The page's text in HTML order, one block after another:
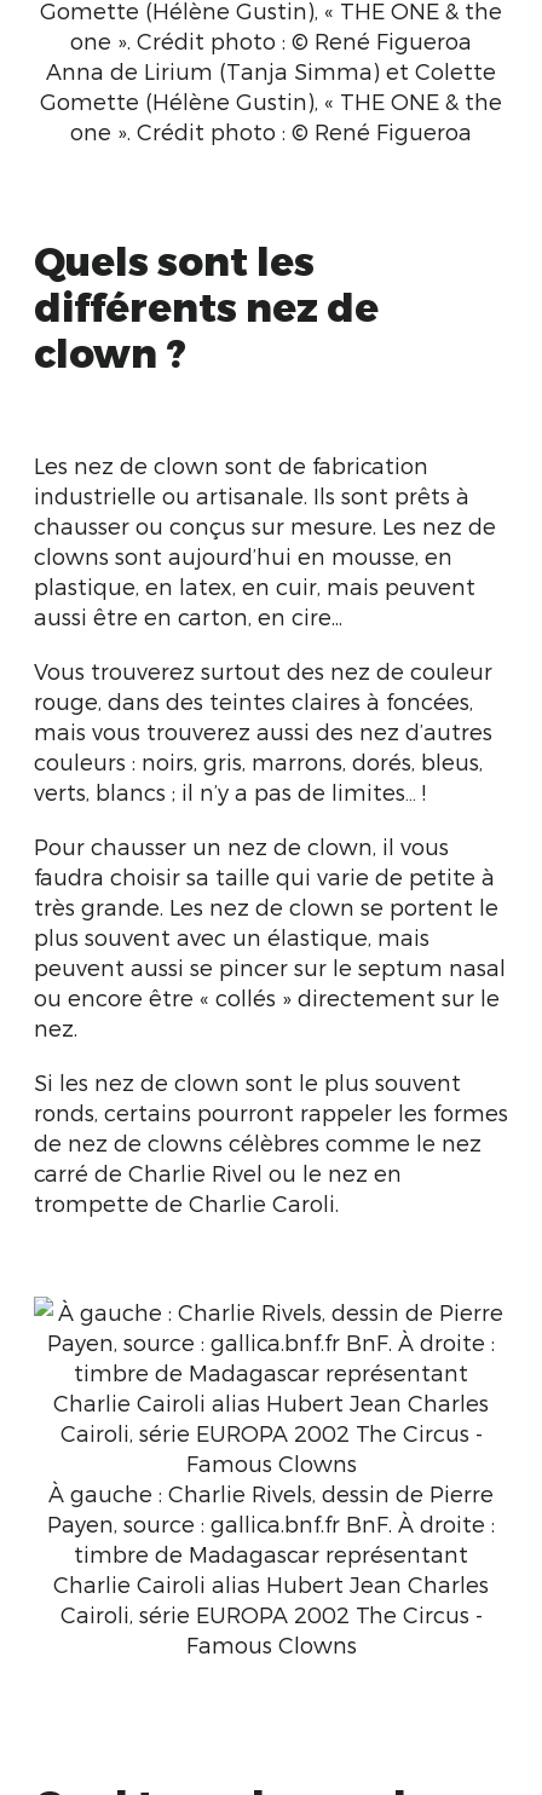
Anna de Lirium (Tanja Simma) et Colette
Gomette (Hélène Gustin), « THE ONE & the
one ». Crédit photo : © René Figueroa
Quels sont les
différents nez de
clown ?
Les nez de clown sont de fabrication
industrielle ou artisanale. Ils sont prêts à
chausser ou conçus sur mesure. Les nez de
clowns sont aujourd’hui en mousse, en
plastique, en latex, en cuir, mais peuvent
aussi être en carton, en cire...
Vous trouverez surtout des nez de couleur
rouge, dans des teintes claires à foncées,
mais vous trouverez aussi des nez d’autres
couleurs : noirs, gris, marrons, dorés, bleus,
verts, blancs ; il n’y a pas de limites… !
Pour chausser un nez de clown, il vous
faudra choisir sa taille qui varie de petite à
très grande. Les nez de clown se portent le
plus souvent avec un élastique, mais
peuvent aussi se pincer sur le septum nasal
ou encore être « collés » directement sur le
nez.
Si les nez de clown sont le plus souvent
ronds, certains pourront rappeler les formes
de nez de clowns célèbres comme le nez
carré de Charlie Rivel ou le nez en
trompette de Charlie Caroli.
À gauche : Charlie Rivels, dessin de Pierre
Payen, source : gallica.bnf.fr BnF. À droite :
timbre de Madagascar représentant
Charlie Cairoli alias Hubert Jean Charles
Cairoli, série EUROPA 2002 The Circus -
Famous Clowns